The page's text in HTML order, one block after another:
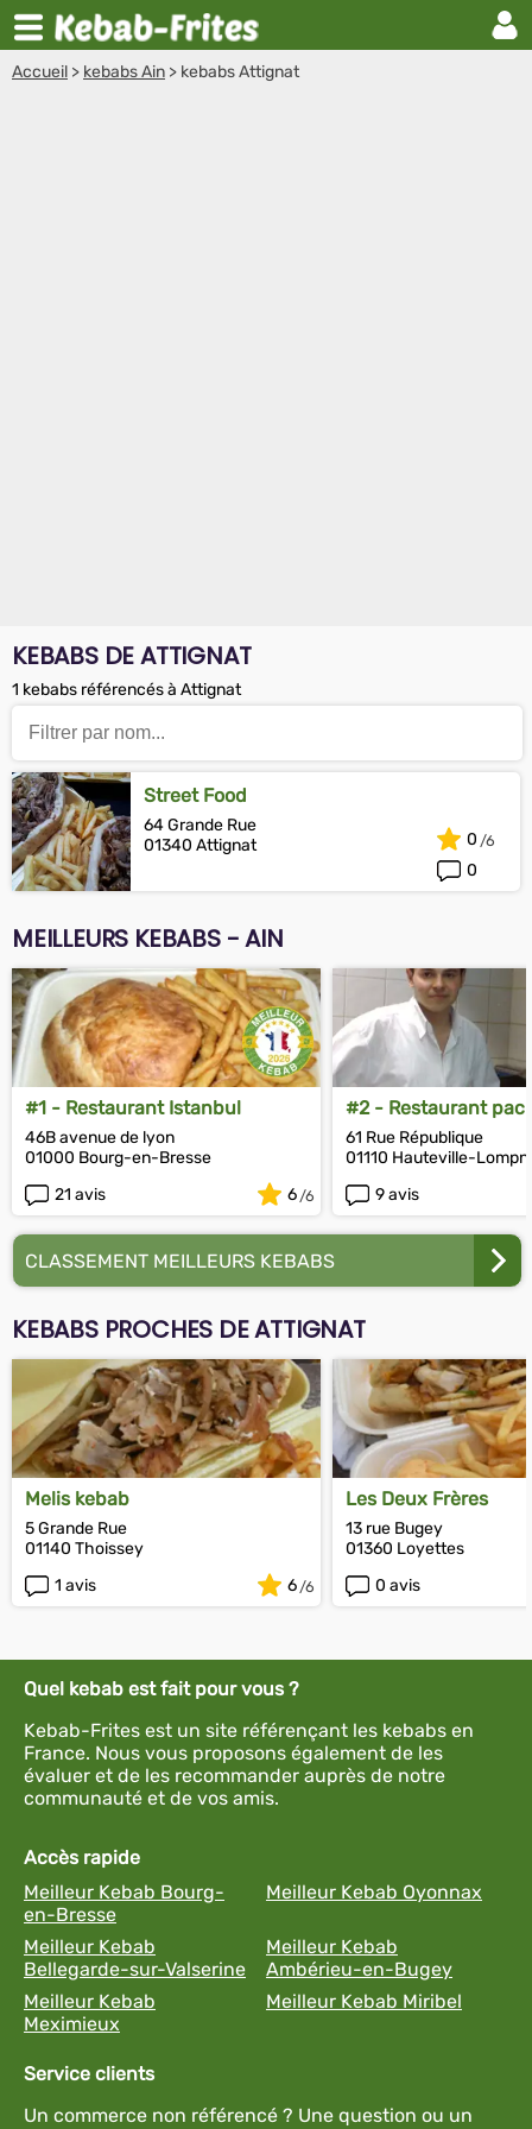
Accueil > kebabs Ain > kebabs Attignat
KEBABS DE ATTIGNAT
1 kebabs référencés à Attignat
Street Food
64 Grande Rue
01340 Attignat
0
0
MEILLEURS KEBABS - AIN
#1 - Restaurant Istanbul
46B avenue de lyon
01000 Bourg-en-Bresse
21 avis
6
#2 - Restaurant
61 Rue République
01110 Hauteville-
9 avis
CLASSEMENT MEILLEURS KEBABS
KEBABS PROCHES DE ATTIGNAT
Melis kebab
5 Grande Rue
01140 Thoissey
1 avis
6
Les Deux Frères
13 rue Bugey
01360 Loyettes
0 avis
Quel kebab est fait pour vous ?
Kebab-Frites est un site référençant les kebabs en
France. Nous vous proposons également de les
évaluer et de les recommander auprès de notre
communauté et de vos amis.
Accès rapide
Meilleur Kebab Bourg-
en-Bresse
Meilleur Kebab Oyonnax
Meilleur Kebab
Bellegarde-sur-Valserine
Meilleur Kebab
Ambérieu-en-Bugey
Meilleur Kebab
Meximieux
Meilleur Kebab Miribel
Service clients
Un commerce non référencé ? Une question ou un